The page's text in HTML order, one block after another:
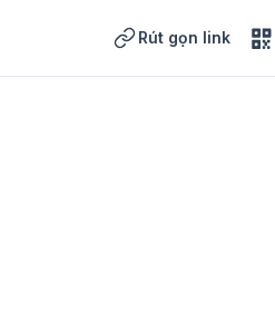
Rút gọn link